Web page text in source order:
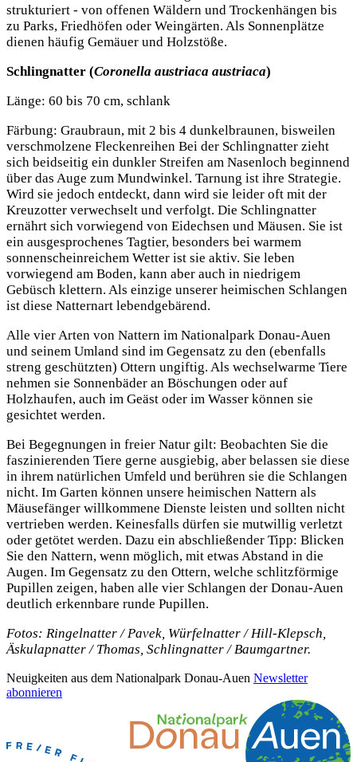
strukturiert - von offenen Wäldern und Trockenhängen bis
zu Parks, Friedhöfen oder Weingärten. Als Sonnenplätze
dienen häufig Gemäuer und Holzstöße.
Schlingnatter (Coronella austriaca austriaca)
Länge: 60 bis 70 cm, schlank
Färbung: Graubraun, mit 2 bis 4 dunkelbraunen, bisweilen
verschmolzene Fleckenreihen Bei der Schlingnatter zieht
sich beidseitig ein dunkler Streifen am Nasenloch beginnend
über das Auge zum Mundwinkel. Tarnung ist ihre Strategie.
Wird sie jedoch entdeckt, dann wird sie leider oft mit der
Kreuzotter verwechselt und verfolgt. Die Schlingnatter
ernährt sich vorwiegend von Eidechsen und Mäusen. Sie ist
ein ausgesprochenes Tagtier, besonders bei warmem
sonnenscheinreichem Wetter ist sie aktiv. Sie leben
vorwiegend am Boden, kann aber auch in niedrigem
Gebüsch klettern. Als einzige unserer heimischen Schlangen
ist diese Natternart lebendgebärend.
Alle vier Arten von Nattern im Nationalpark Donau-Auen
und seinem Umland sind im Gegensatz zu den (ebenfalls
streng geschützten) Ottern ungiftig. Als wechselwarme Tiere
nehmen sie Sonnenbäder an Böschungen oder auf
Holzhaufen, auch im Geäst oder im Wasser können sie
gesichtet werden.
Bei Begegnungen in freier Natur gilt: Beobachten Sie die
faszinierenden Tiere gerne ausgiebig, aber belassen sie diese
in ihrem natürlichen Umfeld und berühren sie die Schlangen
nicht. Im Garten können unsere heimischen Nattern als
Mäusefänger willkommene Dienste leisten und sollten nicht
vertrieben werden. Keinesfalls dürfen sie mutwillig verletzt
oder getötet werden. Dazu ein abschließender Tipp: Blicken
Sie den Nattern, wenn möglich, mit etwas Abstand in die
Augen. Im Gegensatz zu den Ottern, welche schlitzförmige
Pupillen zeigen, haben alle vier Schlangen der Donau-Auen
deutlich erkennbare runde Pupillen.
Fotos: Ringelnatter / Pavek, Würfelnatter / Hill-Klepsch,
Äskulapnatter / Thomas, Schlingnatter / Baumgartner.
Neuigkeiten aus dem Nationalpark Donau-Auen Newsletter
abonnieren